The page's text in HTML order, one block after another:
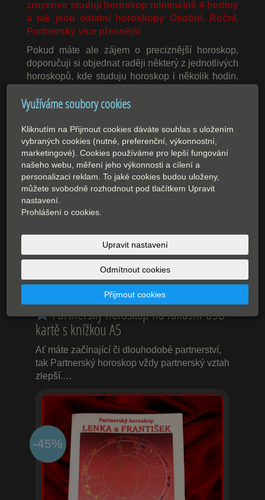
zrozence studuji horoskop minimálně 4 hodiny
a tak jsou ostatní horoskopy Osobní, Roční,
Partnerský více přesnější.
Pokud máte ale zájem o preciznější horoskop,
doporučuji si objednat raději některý z jednotlivých
horoskopů, kde studuju horoskop i několik hodin.
Ale na rychlou stručnou odpověď stačí i
nahraji a obratem pošlu přes Úschovnu na Váš
email.
Těším se s Vámi na osobní setkání, nebo na
osobní slyšení!
Vaše astroložka Kateřina.
HOROSKOPY K OBJEDNÁNÍ
-45%
Partnerský horoskop na luxusní USB
kartě s knížkou A5
Ať máte začínající či dlouhodobé partnerství,
tak Partnerský horoskop vždy partnerský vztah
zlepší.…
Využíváme soubory cookies
Kliknutím na Přijmout cookies dáváte souhlas s uložením
vybraných cookies (nutné, preferenční, výkonnostní,
marketingové). Cookies používáme pro lepší fungování
našeho webu, měření jeho výkonnosti a cílení a
personalizaci reklam. To jaké cookies budou uloženy,
můžete svobodně rozhodnout pod tlačítkem Upravit
nastavení.
Prohlášení o cookies.
Upravit nastavení
Odmítnout cookies
Přijmout cookies